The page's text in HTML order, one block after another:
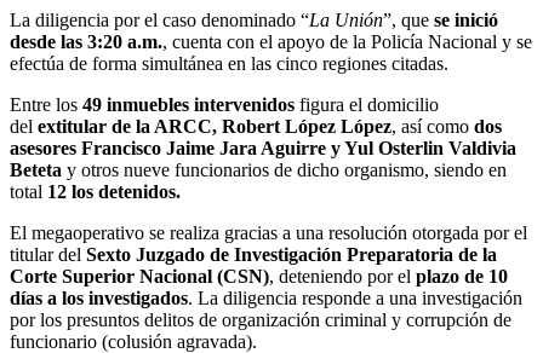
La diligencia por el caso denominado “La Unión”, que se inició
desde las 3:20 a.m., cuenta con el apoyo de la Policía Nacional y se
efectúa de forma simultánea en las cinco regiones citadas.
Entre los 49 inmuebles intervenidos figura el domicilio
del extitular de la ARCC, Robert López López, así como dos
asesores Francisco Jaime Jara Aguirre y Yul Osterlin Valdivia
Beteta y otros nueve funcionarios de dicho organismo, siendo en
total 12 los detenidos.
El megaoperativo se realiza gracias a una resolución otorgada por el
titular del Sexto Juzgado de Investigación Preparatoria de la
Corte Superior Nacional (CSN), deteniendo por el plazo de 10
días a los investigados. La diligencia responde a una investigación
por los presuntos delitos de organización criminal y corrupción de
funcionario (colusión agravada).